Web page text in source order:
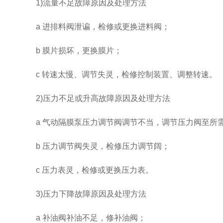
1)流量不足故障原因及处理方法
a 进排料阀泄谝，检修或更换进料阀；
b 膜片损坏，更换膜片；
c 转速太慢、调节失灵，检修控制装置、调整转速。
2)压力不足或升高故障原因及处理方法
a 气动隔膜泵压力调节阀调节不当，调节压力阀至所
b 压力调节阀失灵，检修压力调节阔；
c 压力表灵，检修或更换压力表。
3)压力下降故障原因及处理方法
a 补油阀补油不足，修补油阀；